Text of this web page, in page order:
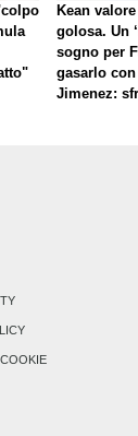
Kean
golosa. Un
sogno per
gasarlo
Jimenez: